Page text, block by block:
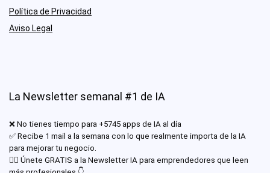
Política de Privacidad
Aviso Legal
La Newsletter semanal #1 de IA
❌ No tienes tiempo para +5745 apps de IA al día
✅ Recibe 1 mail a la semana con lo que realmente importa de la IA
para mejorar tu negocio.
✊🏾 Únete GRATIS a la Newsletter IA para emprendedores que leen